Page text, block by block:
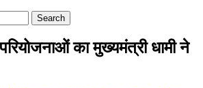
का मुख्यमंत्री धामी ने